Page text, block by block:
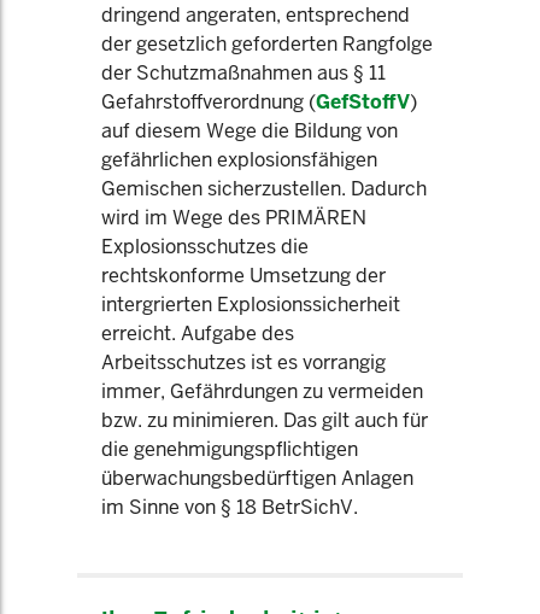
dringend angeraten, entsprechend
der gesetzlich geforderten Rangfolge
der Schutzmaßnahmen aus § 11
Gefahrstoffverordnung (GefStoffV)
auf diesem Wege die Bildung von
gefährlichen explosionsfähigen
Gemischen sicherzustellen. Dadurch
wird im Wege des PRIMÄREN
Explosionsschutzes die
rechtskonforme Umsetzung der
intergrierten Explosionssicherheit
erreicht. Aufgabe des
Arbeitsschutzes ist es vorrangig
immer, Gefährdungen zu vermeiden
bzw. zu minimieren. Das gilt auch für
die genehmigungspflichtigen
überwachungsbedürftigen Anlagen
im Sinne von § 18 BetrSichV.